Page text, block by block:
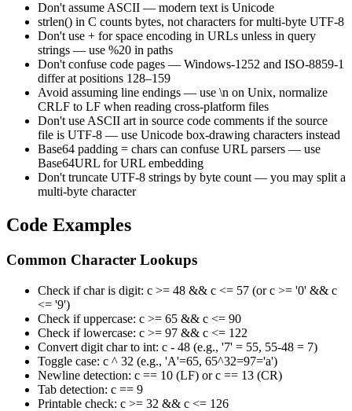
Don't assume ASCII — modern text is Unicode
strlen() in C counts bytes, not characters for multi-byte UTF-8
Don't use + for space encoding in URLs unless in query
strings — use %20 in paths
Don't confuse code pages — Windows-1252 and ISO-8859-1
differ at positions 128–159
Avoid assuming line endings — use \n on Unix, normalize
CRLF to LF when reading cross-platform files
Don't use ASCII art in source code comments if the source
file is UTF-8 — use Unicode box-drawing characters instead
Base64 padding = chars can confuse URL parsers — use
Base64URL for URL embedding
Don't truncate UTF-8 strings by byte count — you may split a
multi-byte character
Code Examples
Common Character Lookups
Check if char is digit: c >= 48 && c <= 57 (or c >= '0' && c
<= '9')
Check if uppercase: c >= 65 && c <= 90
Check if lowercase: c >= 97 && c <= 122
Convert digit char to int: c - 48 (e.g., '7' = 55, 55-48 = 7)
Toggle case: c ^ 32 (e.g., 'A'=65, 65^32=97='a')
Newline detection: c == 10 (LF) or c == 13 (CR)
Tab detection: c == 9
Printable check: c >= 32 && c <= 126